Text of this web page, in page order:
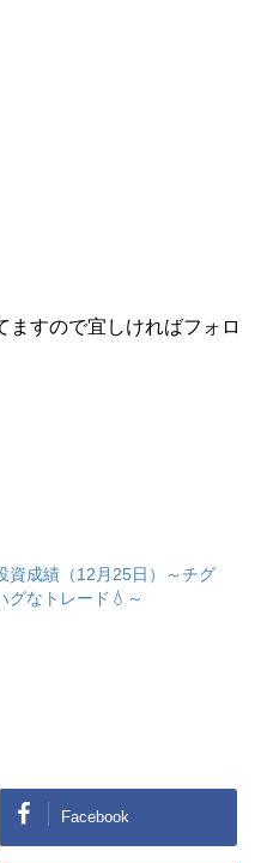
ますので宜しければフォロ
資成績（12月25日）～チグ
グなトレード💧～
Facebook